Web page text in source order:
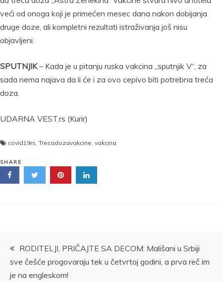
veći od onoga koji je primećen mesec dana nakon dobijanja
druge doze, ali kompletni rezultati istraživanja još nisu
objavljeni.
SPUTNJIK– Kada je u pitanju ruska vakcina „sputnjik V“, za
sada nema najava da li će i za ovo cepivo biti potrebna treća
doza.
UDARNA VEST.rs (Kurir)
covid19rs, Trecadozavakcine, vakcina
SHARE
Kretanje
članka
RODITELJI, PRIČAJTE SA DECOM: Mališani u Srbiji
sve češće progovaraju tek u četvrtoj godini, a prva reč im
je na engleskom!